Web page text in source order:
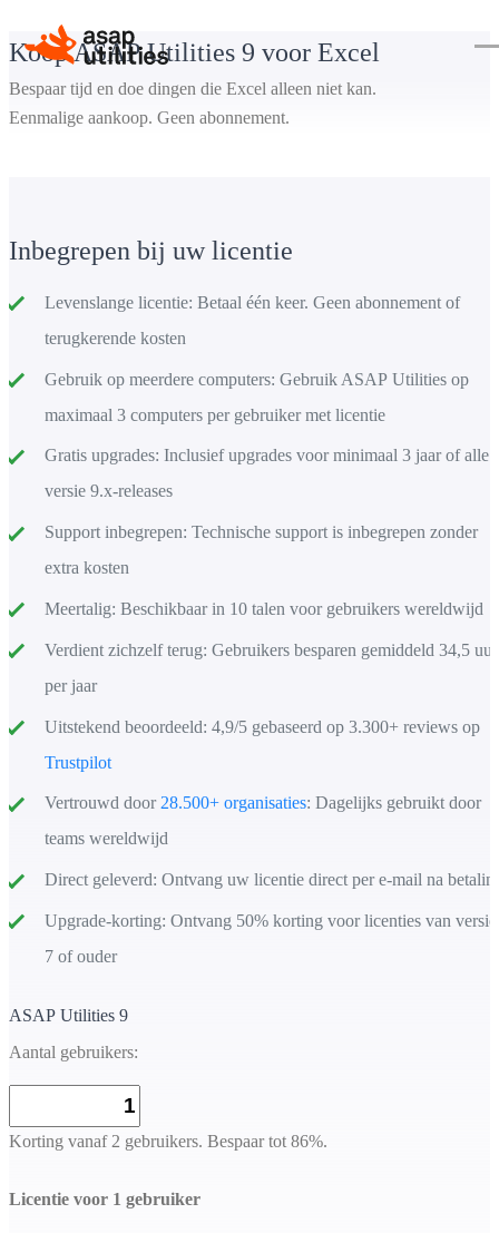
Koop ASAP Utilities 9 voor Excel
Bespaar tijd en doe dingen die Excel alleen niet kan.
Eenmalige aankoop. Geen abonnement.
Inbegrepen bij uw licentie
Levenslange licentie: Betaal één keer. Geen abonnement of
terugkerende kosten
Gebruik op meerdere computers: Gebruik ASAP Utilities op
maximaal 3 computers per gebruiker met licentie
Gratis upgrades: Inclusief upgrades voor minimaal 3 jaar of alle
versie 9.x-releases
Support inbegrepen: Technische support is inbegrepen zonder
extra kosten
Meertalig: Beschikbaar in 10 talen voor gebruikers wereldwijd
Verdient zichzelf terug: Gebruikers besparen gemiddeld 34,5 uur
per jaar
Uitstekend beoordeeld: 4,9/5 gebaseerd op 3.300+ reviews op
Trustpilot
Vertrouwd door 28.500+ organisaties: Dagelijks gebruikt door
teams wereldwijd
Direct geleverd: Ontvang uw licentie direct per e-mail na
Upgrade-korting: Ontvang 50% korting voor licenties van versie
7 of ouder
ASAP Utilities 9
Aantal gebruikers:
Korting vanaf 2 gebruikers. Bespaar tot 86%.
Licentie voor 1 gebruiker